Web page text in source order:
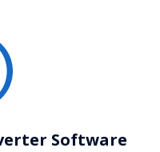
Software